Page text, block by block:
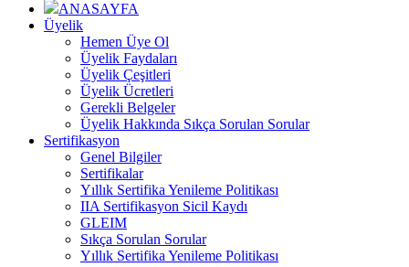
ANASAYFA
Üyelik
Hemen Üye Ol
Üyelik Faydaları
Üyelik Çeşitleri
Üyelik Ücretleri
Gerekli Belgeler
Üyelik Hakkında Sıkça Sorulan Sorular
Sertifikasyon
Genel Bilgiler
Sertifikalar
Yıllık Sertifika Yenileme Politikası
IIA Sertifikasyon Sicil Kaydı
GLEIM
Sıkça Sorulan Sorular
Yıllık Sertifika Yenileme Politikası